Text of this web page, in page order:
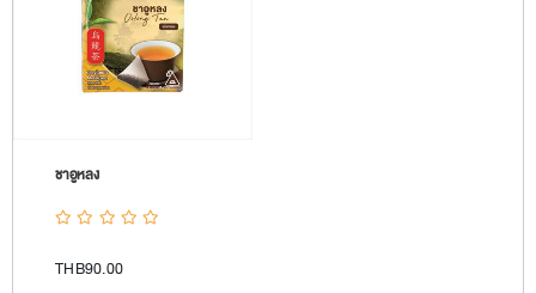
ชาอูหลง
THB90.00